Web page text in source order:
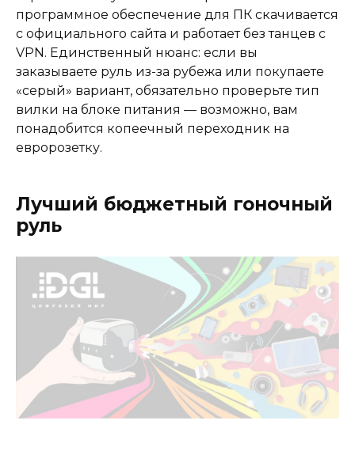
программное обеспечение для ПК скачивается
с официального сайта и работает без танцев с
VPN. Единственный нюанс: если вы
заказываете руль из-за рубежа или покупаете
«серый» вариант, обязательно проверьте тип
вилки на блоке питания — возможно, вам
понадобится копеечный переходник на
евророзетку.
Лучший бюджетный гоночный
руль